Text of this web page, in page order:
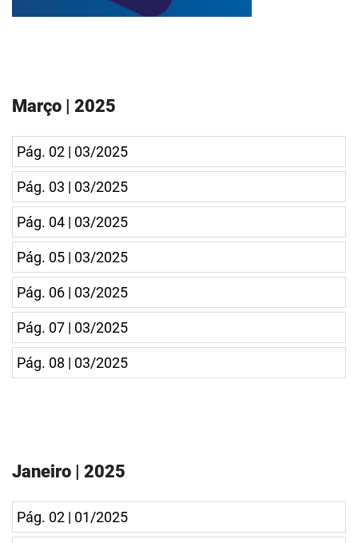
Março | 2025
Pág. 02 | 03/2025
Pág. 03 | 03/2025
Pág. 04 | 03/2025
Pág. 05 | 03/2025
Pág. 06 | 03/2025
Pág. 07 | 03/2025
Pág. 08 | 03/2025
Janeiro | 2025
Pág. 02 | 01/2025